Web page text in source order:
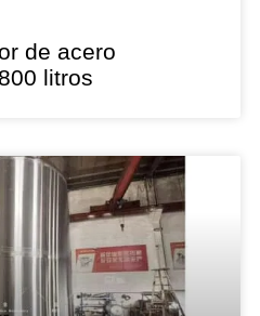
de acero
litros